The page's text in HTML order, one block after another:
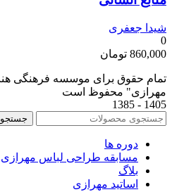
شیدا جعفری
0
860,000 تومان
تمام حقوق برای موسسه فرهنگی
مهرازی" محفوظ است
1405 - 1385
جستجو
دوره ها
مسابقه طراحی لباس مهرازی
بلاگ
اساتید مهرازی